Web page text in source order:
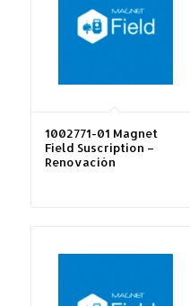
1002771-01 Magnet
Field Suscription –
Renovación